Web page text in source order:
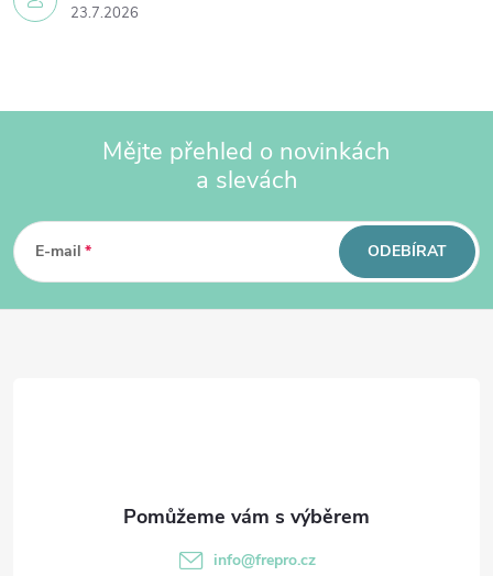
23.7.2026
p
t
Mějte přehled o novinkách
a slevách
E-mail ODEBÍRAT
info@frepro.cz